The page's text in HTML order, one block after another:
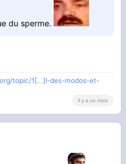
du sperme.
topic/1[...]l-des-modos-et-
il y a un mois